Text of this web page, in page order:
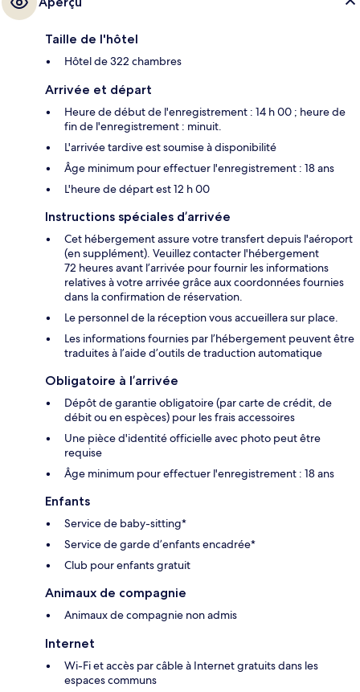
Taille de l'hôtel
Hôtel de 322 chambres
Arrivée et départ
Heure de début de l'enregistrement : 14 h 00 ; heure de
fin de l'enregistrement : minuit.
L'arrivée tardive est soumise à disponibilité
Âge minimum pour effectuer l'enregistrement : 18 ans
L'heure de départ est 12 h 00
Instructions spéciales d’arrivée
Cet hébergement assure votre transfert depuis l'aéroport
(en supplément). Veuillez contacter l'hébergement
72 heures avant l’arrivée pour fournir les informations
relatives à votre arrivée grâce aux coordonnées fournies
dans la confirmation de réservation.
Le personnel de la réception vous accueillera sur place.
Les informations fournies par l’hébergement peuvent être
traduites à l’aide d’outils de traduction automatique
Obligatoire à l’arrivée
Dépôt de garantie obligatoire (par carte de crédit, de
débit ou en espèces) pour les frais accessoires
Une pièce d'identité officielle avec photo peut être
requise
Âge minimum pour effectuer l'enregistrement : 18 ans
Enfants
Service de baby-sitting*
Service de garde d’enfants encadrée*
Club pour enfants gratuit
Animaux de compagnie
Animaux de compagnie non admis
Internet
Wi-Fi et accès par câble à Internet gratuits dans les
espaces communs